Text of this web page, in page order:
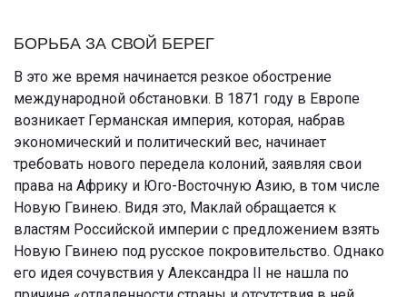
БОРЬБА ЗА СВОЙ БЕРЕГ
В это же время начинается резкое обострение
международной обстановки. В 1871 году в Европе
возникает Германская империя, которая, набрав
экономический и политический вес, начинает
требовать нового передела колоний, заявляя свои
права на Африку и Юго-Восточную Азию, в том числе
Новую Гвинею. Видя это, Маклай обращается к
властям Российской империи с предложением взять
Новую Гвинею под русское покровительство. Однако
его идея сочувствия у Александра II не нашла по